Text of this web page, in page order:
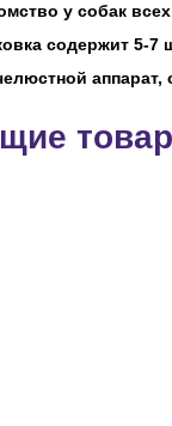
у собак
содержит 5-7
аппарат,